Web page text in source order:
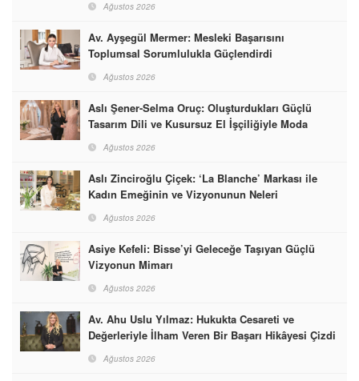
Ağustos 2026
Av. Ayşegül Mermer: Mesleki Başarısını
Toplumsal Sorumlulukla Güçlendirdi
Ağustos 2026
Aslı Şener-Selma Oruç: Oluşturdukları Güçlü
Tasarım Dili ve Kusursuz El İşçiliğiyle Moda
Dünyasına İmzalarını Attılar
Ağustos 2026
Aslı Zinciroğlu Çiçek: ‘La Blanche’ Markası ile
Kadın Emeğinin ve Vizyonunun Neleri
Başarabileceğinin En Güzel Örneğini Sunuyor
Ağustos 2026
Asiye Kefeli: Bisse’yi Geleceğe Taşıyan Güçlü
Vizyonun Mimarı
Ağustos 2026
Av. Ahu Uslu Yılmaz: Hukukta Cesareti ve
Değerleriyle İlham Veren Bir Başarı Hikâyesi Çizdi
Ağustos 2026